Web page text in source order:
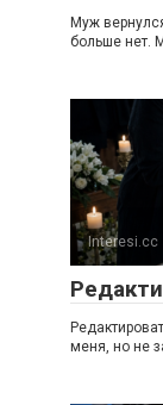
Муж
больше нет.
Interesi.cc
меня, но не